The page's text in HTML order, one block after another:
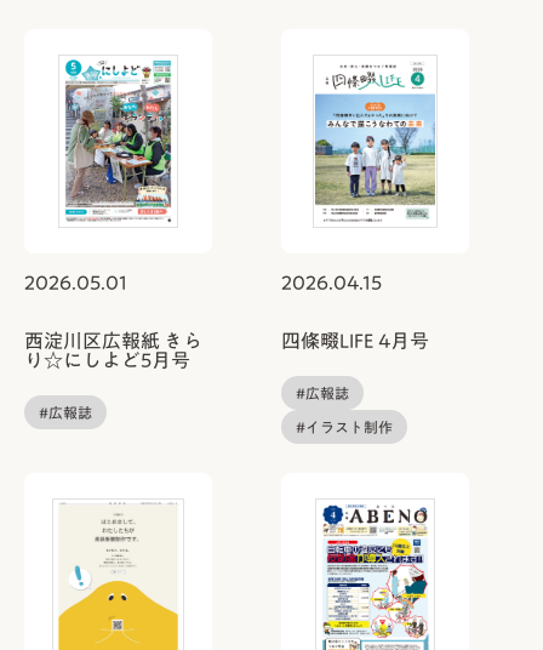
2026.05.01
西淀川区広報紙 きら
り☆にしよど5月号
#広報誌
2026.04.15
四條畷LIFE 4月号
#広報誌
#イラスト制作